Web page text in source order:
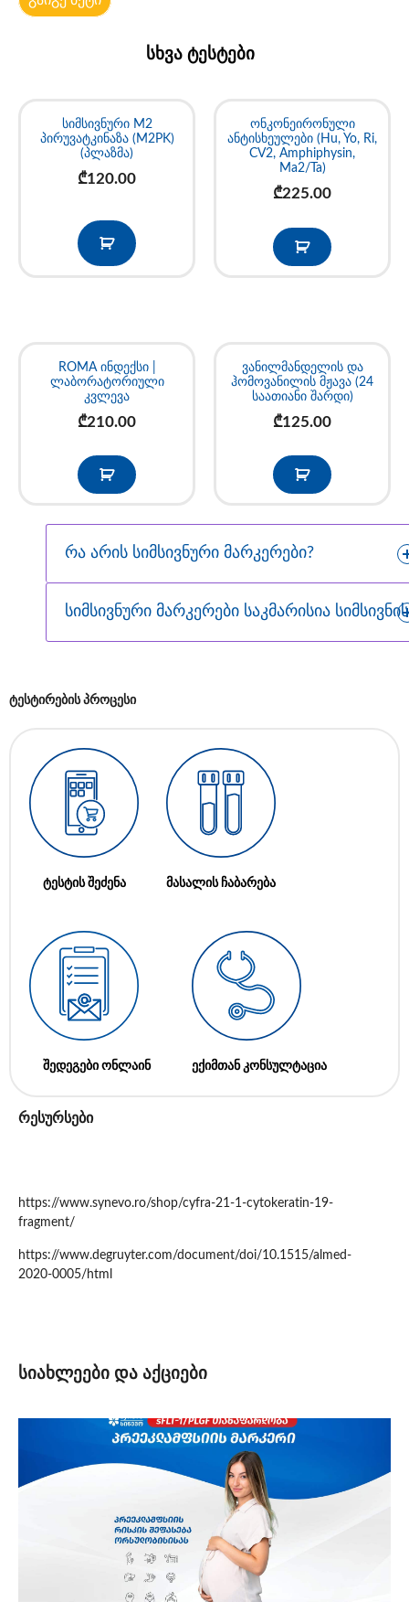
სხვა ტესტები
სიმსივნური M2
პირუვატკინაზა (M2PK)
(პლაზმა)
₾120.00
ონკონეირონული
ანტისხეულები (Hu, Yo, Ri,
CV2, Amphiphysin,
Ma2/Ta)
₾225.00
ROMA ინდექსი |
ლაბორატორიული
კვლევა
₾210.00
ვანილმანდელის და
ჰომოვანილის მჟავა (24
საათიანი შარდი)
₾125.00
რა არის სიმსივნური მარკერები?
სიმსივნური მარკერები საკმარისია
ტესტირების პროცესი
ტესტის შეძენა მასალის ჩაბარება
შედეგები ონლაინ ექიმთან კონსულტაცია
რესურსები
https://www.synevo.ro/shop/cyfra-21-1-cytokeratin-19-
fragment/
https://www.degruyter.com/document/doi/10.1515/almed-
2020-0005/html
სიახლეები და აქციები